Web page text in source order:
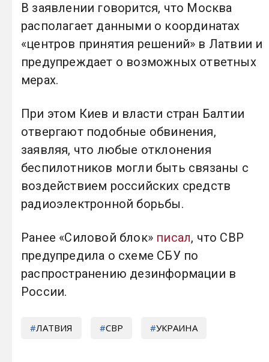
В заявлении говорится, что Москва
располагает данными о координатах
«центров принятия решений» в Латвии и
предупреждает о возможных ответных
мерах.
При этом Киев и власти стран Балтии
отвергают подобные обвинения,
заявляя, что любые отклонения
беспилотников могли быть связаны с
воздействием российских средств
радиоэлектронной борьбы.
Ранее «Силовой блок» писал, что СВР
предупредила о схеме СБУ по
распространению дезинформации в
России.
ЛАТВИЯ СВР УКРАИНА